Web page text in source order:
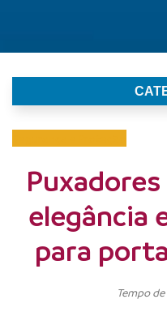
elegância
para
Tempo